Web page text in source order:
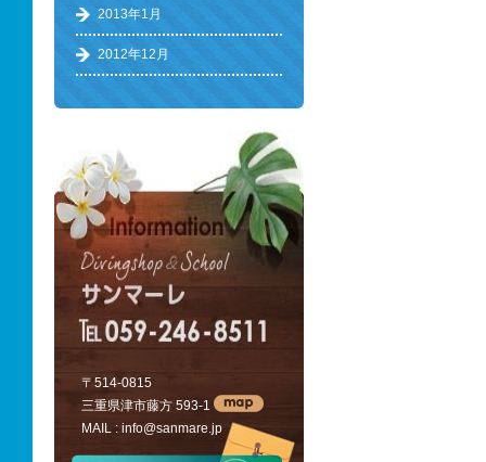
2013年1月
2012年12月
〒514-0815
三重県津市藤方 593-1
MAIL : info@sanmare.jp